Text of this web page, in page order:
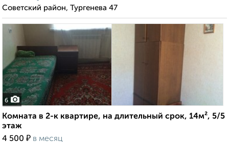
Советский район, Тургенева 47
6
Комната в 2-к квартире, на длительный срок, 14м², 5/5
этаж
4 500 ₽ в месяц